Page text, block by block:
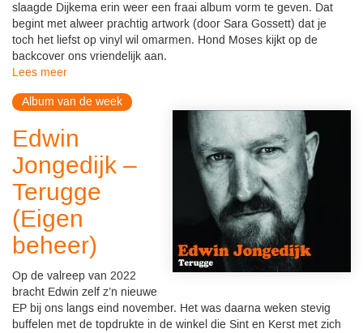
slaagde Dijkema erin weer een fraai album vorm te geven. Dat
begint met alweer prachtig artwork (door Sara Gossett) dat je
toch het liefst op vinyl wil omarmen. Hond Moses kijkt op de
backcover ons vriendelijk aan.
Lees meer
Album van de week
Edwin
Jongedijk –
Terugge
(Eigen
beheer)
Op de valreep van 2022
bracht Edwin zelf z’n nieuwe
EP bij ons langs eind november. Het was daarna weken stevig
buffelen met de topdrukte in de winkel die Sint en Kerst met zich